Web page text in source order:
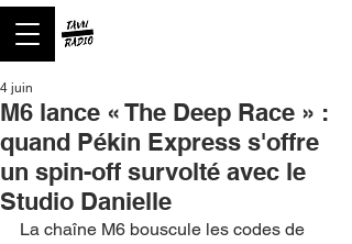
M6 lance « The Deep Race » :
quand Pékin Express s'offre
un spin-off survolté avec le
Studio Danielle
4 juin
La chaîne M6 bouscule les codes de